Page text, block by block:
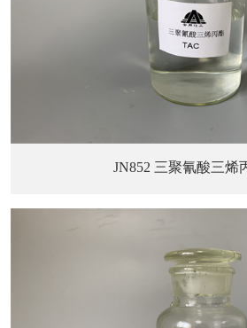
JN852 三聚氰酸三烯